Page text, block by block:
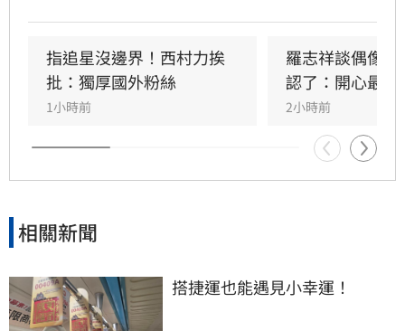
良，絕非外界傳言般傲慢，對於她選擇極端方式
結束生命感到遺憾與不捨。此事件再度引發外界
對網路暴力及追星文化的關注。該名粉絲呼籲，
追星不應成為生活唯一寄託，應珍惜自身生命。
目前確切死因與詳細案情，仍待警方進一步調查
釐清，此消息也讓全球粉絲深感震驚與悲痛。
指追星沒邊界！西村力挨
批：獨厚國外粉絲
1小時前
羅志祥談偶像
認了：開心最重
2小時前
相關新聞
搭捷運也能遇見小幸運！